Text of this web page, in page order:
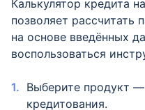
Калькулятор кредита
позволяет рассчитать
на основе введённых
воспользоваться
Выберите продукт
кредитования.